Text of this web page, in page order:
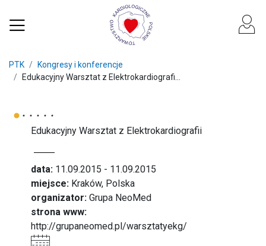
PTK
Kongresy i konferencje
Edukacyjny Warsztat z Elektrokardiografi...
Edukacyjny Warsztat z Elektrokardiografii
data: 11.09.2015 - 11.09.2015
miejsce: Kraków, Polska
organizator: Grupa NeoMed
strona www:
http://grupaneomed.pl/warsztatyekg/